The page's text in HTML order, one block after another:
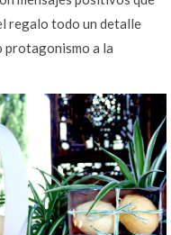
regalo todo un detalle
protagonismo a la